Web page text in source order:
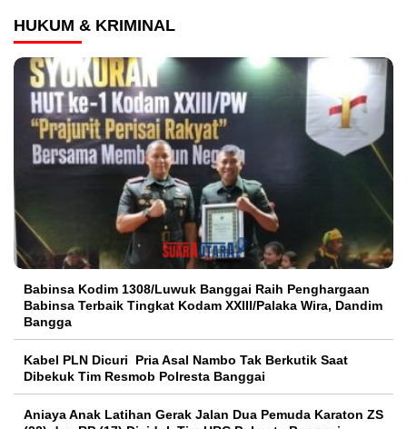
HUKUM & KRIMINAL
Babinsa Kodim 1308/Luwuk Banggai Raih Penghargaan
Babinsa Terbaik Tingkat Kodam XXIII/Palaka Wira, Dandim
Bangga
Kabel PLN Dicuri Pria Asal Nambo Tak Berkutik Saat
Dibekuk Tim Resmob Polresta Banggai
Aniaya Anak Latihan Gerak Jalan Dua Pemuda Karaton ZS